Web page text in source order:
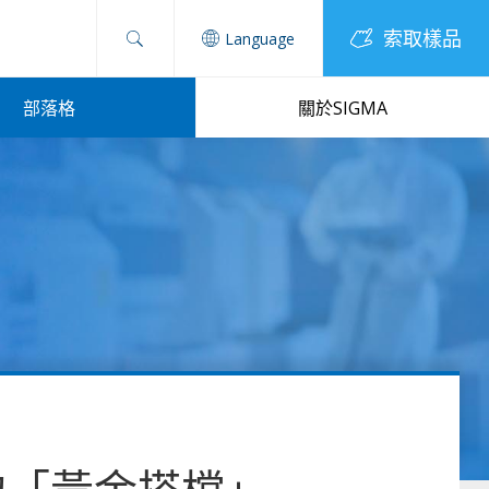
部落格 關於SIGMA
Language 索取樣品